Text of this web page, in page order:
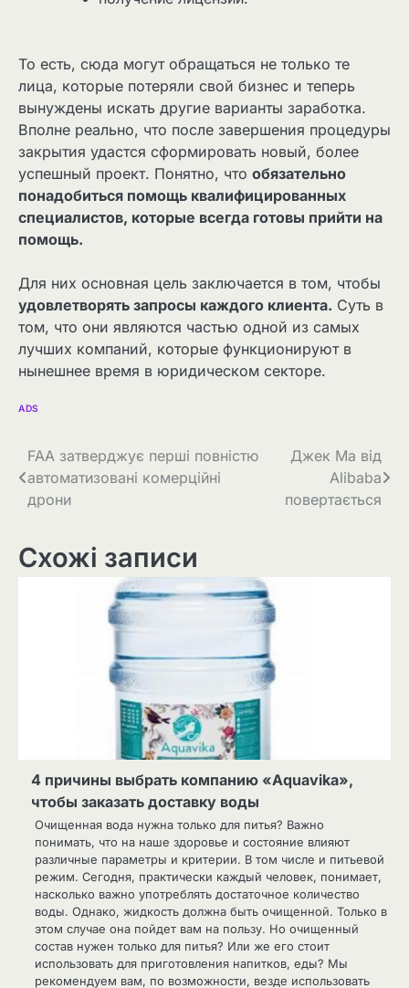
То есть, сюда могут обращаться не только те
лица, которые потеряли свой бизнес и теперь
вынуждены искать другие варианты заработка.
Вполне реально, что после завершения процедуры
закрытия удастся сформировать новый, более
успешный проект. Понятно, что обязательно
понадобиться помощь квалифицированных
специалистов, которые всегда готовы прийти на
помощь.
Для них основная цель заключается в том, чтобы
удовлетворять запросы каждого клиента. Суть в
том, что они являются частью одной из самых
лучших компаний, которые функционируют в
нынешнее время в юридическом секторе.
ADS
Навігація
записів
FAA затверджує перші повністю
автоматизовані комерційні
дрони
Джек Ма від
Alibaba
повертається
Схожі записи
4 причины выбрать компанию «Aquavika»,
чтобы заказать доставку воды
Очищенная вода нужна только для питья? Важно
понимать, что на наше здоровье и состояние влияют
различные параметры и критерии. В том числе и питьевой
режим. Сегодня, практически каждый человек, понимает,
насколько важно употреблять достаточное количество
воды. Однако, жидкость должна быть очищенной. Только в
этом случае она пойдет вам на пользу. Но очищенный
состав нужен только для питья? Или же его стоит
использовать для приготовления напитков, еды? Мы
рекомендуем вам, по возможности, везде использовать